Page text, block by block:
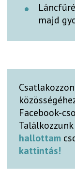
majd
Facebook-
Találkozzunk
hallottam
kattintás!